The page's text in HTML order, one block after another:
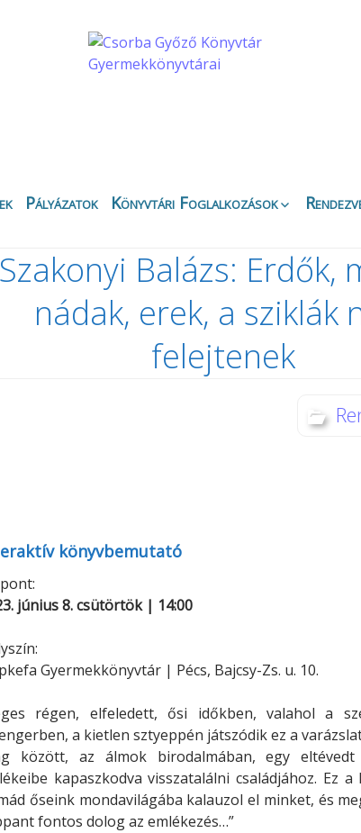
Pályázatok
Könyvtári Foglalkozások
Fiókkönyvtár
Belvárosi Fiókkönyvtár
Csipkefa
Gyermekkönyvtár
Kertvárosi Fiókkönyvtár
Körbirodalom
Szakonyi Balázs: Erdők,
nádak, erek, a sziklák
felejtenek
könyvbemutató
június 8. csütörtök | 14:00
Gyermekkönyvtár | Pécs, Bajcsy-Zs. u. 10.
régen, elfeledett, ősi időkben, valahol a
a kietlen sztyeppén játszódik ez a
között, az álmok birodalmában, egy
kapaszkodva visszatalálni családjához. Ez
őseink mondavilágába kalauzol el minket, és
fontos dolog az emlékezés…”